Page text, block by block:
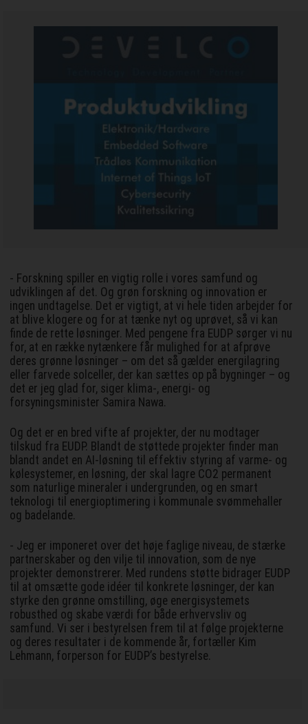
- Forskning spiller en vigtig rolle i vores samfund og
udviklingen af det. Og grøn forskning og innovation er
ingen undtagelse. Det er vigtigt, at vi hele tiden arbejder for
at blive klogere og for at tænke nyt og uprøvet, så vi kan
finde de rette løsninger. Med pengene fra EUDP sørger vi nu
for, at en række nytænkere får mulighed for at afprøve
deres grønne løsninger – om det så gælder energilagring
eller farvede solceller, der kan sættes op på bygninger – og
det er jeg glad for, siger klima-, energi- og
forsyningsminister Samira Nawa.
Og det er en bred vifte af projekter, der nu modtager
tilskud fra EUDP. Blandt de støttede projekter finder man
blandt andet en AI-løsning til effektiv styring af varme- og
kølesystemer, en løsning, der skal lagre CO2 permanent
som naturlige mineraler i undergrunden, og en smart
teknologi til energioptimering i kommunale svømmehaller
og badelande.
- Jeg er imponeret over det høje faglige niveau, de stærke
partnerskaber og den vilje til innovation, som de nye
projekter demonstrerer. Med rundens støtte bidrager EUDP
til at omsætte gode idéer til konkrete løsninger, der kan
styrke den grønne omstilling, øge energisystemets
robusthed og skabe værdi for både erhvervsliv og
samfund. Vi ser i bestyrelsen frem til at følge projekterne
og deres resultater i de kommende år, fortæller Kim
Lehmann, forperson for EUDP’s bestyrelse.